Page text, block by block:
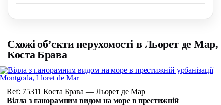
Схожі об’єкти нерухомості в Льорет де Мар,
Коста Брава
Ref: 75311 Коста Брава — Льорет де Мар
Вілла з панорамним видом на море в престижній